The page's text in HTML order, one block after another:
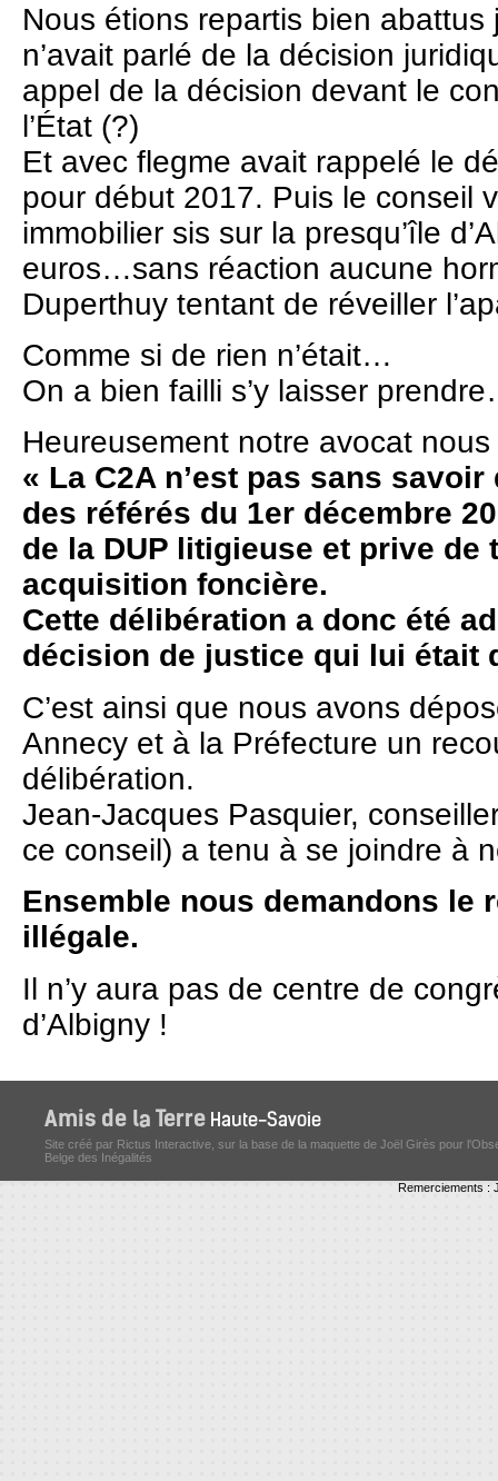
Nous étions repartis bien
n’avait parlé de la décision
appel de la décision devant le
l’État (?)
Et avec flegme avait rappelé le
pour début 2017. Puis le conseil
immobilier sis sur la presqu’île
euros…sans réaction aucune
Duperthuy tentant de réveiller
Comme si de rien n’était…
On a bien failli s’y laisser
Heureusement notre avocat
« La C2A n’est pas sans
des référés du 1er décembre
de la DUP litigieuse et prive
acquisition foncière.
Cette délibération a donc été
décision de justice qui lui était
C’est ainsi que nous avons
Annecy et à la Préfecture un
délibération.
Jean-Jacques Pasquier,
ce conseil) a tenu à se joindre à
Ensemble nous demandons le
illégale.
Il n’y aura pas de centre de
d’Albigny !
Site créé par Rictus Interactive, sur la base de la maquette de Joël Girès pour
Belge des Inégalités
Remerciements :